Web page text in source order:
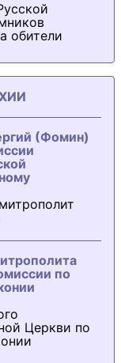
обители
(Фомин)
по
Церкви по